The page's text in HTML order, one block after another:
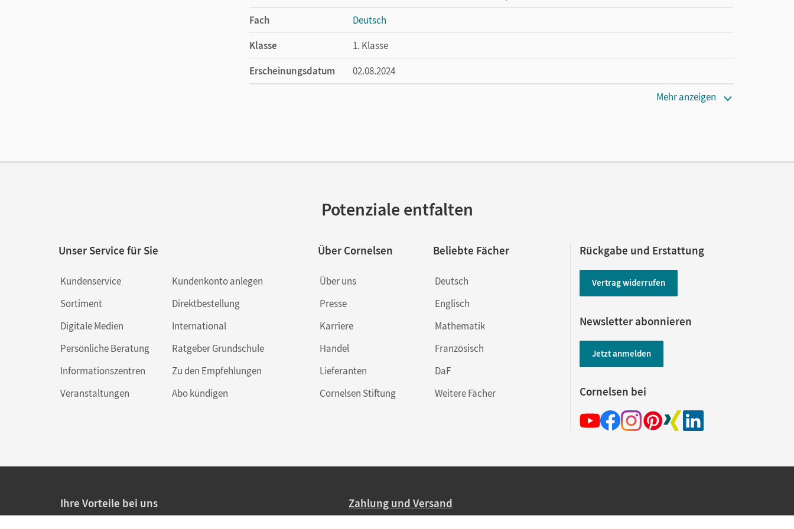
Fach
Deutsch
Klasse
1. Klasse
Erscheinungsdatum
02.08.2024
Mehr anzeigen
Potenziale entfalten
Unser Service für Sie
Kundenservice
Sortiment
Digitale Medien
Persönliche Beratung
Informationszentren
Veranstaltungen
Kundenkonto anlegen
Direktbestellung
International
Ratgeber Grundschule
Zu den Empfehlungen
Abo kündigen
Über Cornelsen
Über uns
Presse
Karriere
Handel
Lieferanten
Cornelsen Stiftung
Beliebte Fächer
Deutsch
Englisch
Mathematik
Französisch
DaF
Weitere Fächer
Rückgabe und Erstattung
Vertrag widerrufen
Newsletter abonnieren
Jetzt anmelden
Cornelsen bei
Ihre Vorteile bei uns Zahlung und Versand